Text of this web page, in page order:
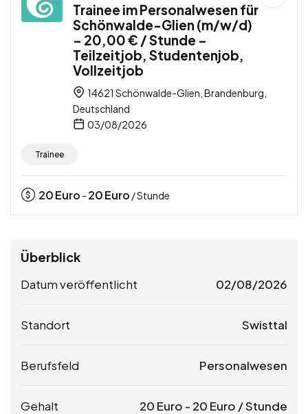
Trainee im Personalwesen für
Schönwalde-Glien (m/w/d)
– 20,00 € / Stunde –
Teilzeitjob, Studentenjob,
Vollzeitjob
14621 Schönwalde-Glien, Brandenburg,
Deutschland
03/08/2026
Trainee
20Euro - 20Euro / Stunde
Überblick
Datum veröffentlicht 02/08/2026
Standort Swisttal
Berufsfeld Personalwesen
Gehalt 20 Euro - 20 Euro / Stunde